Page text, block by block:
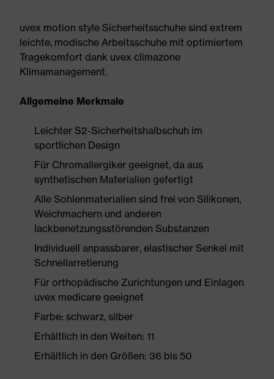
uvex motion style Sicherheitsschuhe sind extrem
leichte, modische Arbeitsschuhe mit optimiertem
Tragekomfort dank uvex climazone
Klimamanagement.
Allgemeine Merkmale
Leichter S2-Sicherheitshalbschuh im
sportlichen Design
Für Chromallergiker geeignet, da aus
synthetischen Materialien gefertigt
Alle Sohlenmaterialien sind frei von Silikonen,
Weichmachern und anderen
lackbenetzungsstörenden Substanzen
Individuell anpassbarer, elastischer Senkel mit
Schnellarretierung
Für orthopädische Zurichtungen und Einlagen
uvex medicare geeignet
Farbe: schwarz, silber
Erhältlich in den Weiten: 11
Erhältlich in den Größen: 36 bis 50